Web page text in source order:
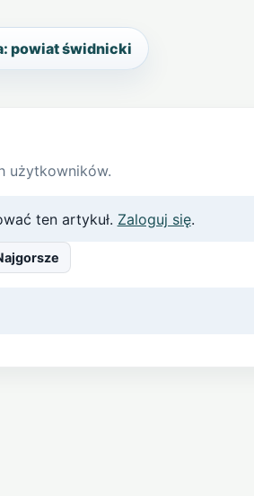
powiat świdnicki
użytkowników.
ten artykuł. Zaloguj się.